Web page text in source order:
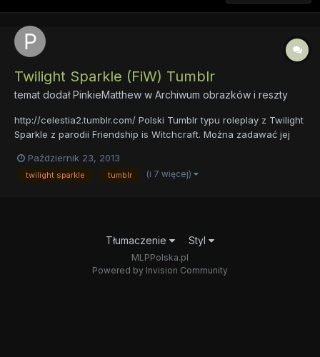
Twilight Sparkle (FiW) Tumblr
temat dodałPinkieMatthew w Archiwum obrazków i reszty
http://celestia2.tumblr.com/ Polski Tumblr typu roleplay z Twilight
Sparkle z parodii Friendship is Witchcraft. Można zadawać jej
Griffin Lewis. O dziwo Griffin (griffinilla) obserwuje ten Tumblr,
mimo że jest po polsku i okazjonalni...
Październik 23, 2013
twilight sparkle tumblr (i 7 więcej)
Tłumaczenie Styl
MLPPolska.pl
Powered by Invision Community